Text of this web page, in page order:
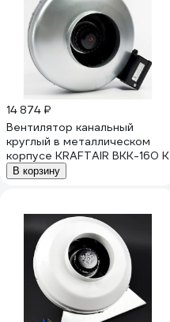
14 874 ₽
Вентилятор канальный
круглый в металлическом
корпусе KRAFTAIR ВКК-160 К
В корзину